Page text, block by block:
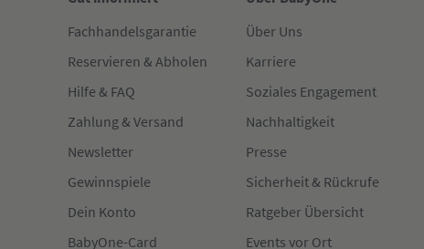
Fachhandelsgarantie
Reservieren & Abholen
Hilfe & FAQ
Zahlung & Versand
Newsletter
Gewinnspiele
Dein Konto
BabyOne-Card
Über Uns
Karriere
Soziales Engagement
Nachhaltigkeit
Presse
Sicherheit & Rückrufe
Ratgeber Übersicht
Events vor Ort